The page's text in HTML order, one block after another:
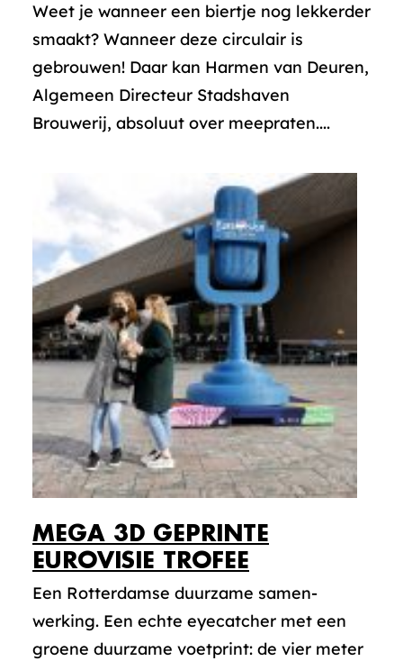
Weet je wanneer een biertje nog lekkerder
smaakt? Wanneer deze circulair is
gebrouwen! Daar kan Harmen van Deuren,
Algemeen Directeur Stadshaven
Brouwerij, absoluut over meepraten....
MEGA 3D GEPRINTE
EUROVISIE TROFEE
Een Rotterdamse duurzame samen-
werking. Een echte eyecatcher met een
groene duurzame voetprint: de vier meter